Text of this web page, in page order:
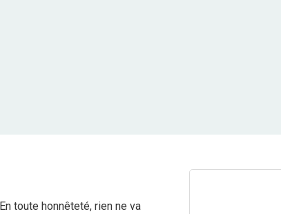
toute honnêteté, rien ne va